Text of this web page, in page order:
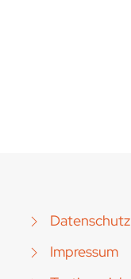
Datenschutz
Impressum